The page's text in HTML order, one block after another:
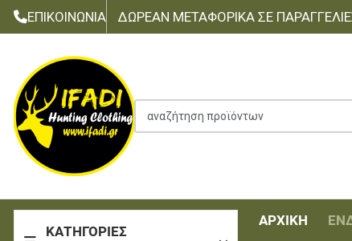
ΕΠΙΚΟΙΝΩΝΊΑ ΔΩΡΕΆΝ ΜΕΤΑΦΟΡΙΚΆ ΣΕ
αναζήτηση προϊόντων
ΚΑΤΗΓΟΡΊΕΣ
ΑΡΧΙΚΉ